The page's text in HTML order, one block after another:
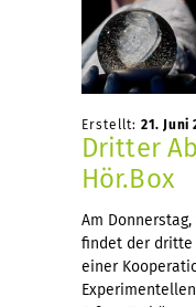
Erstellt: 21. Juni
Dritter
Hör.Box
Am Donnerstag,
findet der dritte
einer